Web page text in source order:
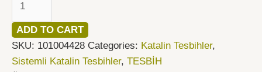
ADD TO CART
SKU: 101004428 Categories: Katalin Tesbihler,
Sistemli Katalin Tesbihler, TESBİH